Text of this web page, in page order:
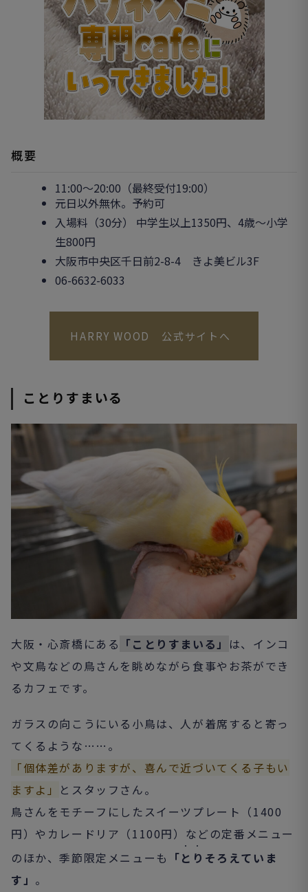
概要
11:00～20:00（最終受付19:00）
元日以外無休。予約可
入場料（30分） 中学生以上1350円、4歳〜小学
生800円
大阪市中央区千日前2-8-4 きよ美ビル3F
06-6632-6033
HARRY WOOD 公式サイトへ
ことりすまいる
大阪・心斎橋にある 「ことりすまいる」 は、インコ
や文鳥などの鳥さんを眺めながら食事やお茶ができ
るカフェです。
ガラスの向こうにいる小鳥は、人が着席すると寄っ
てくるような……。
「個体差がありますが、喜んで近づいてくる子もい
ますよ」
とスタッフさん。
鳥さんをモチーフにしたスイーツプレート（1400
円）やカレードリア（1100円）などの定番メニュー
のほか、季節限定メニューも 「とり
・・
そろえていま
す」 。